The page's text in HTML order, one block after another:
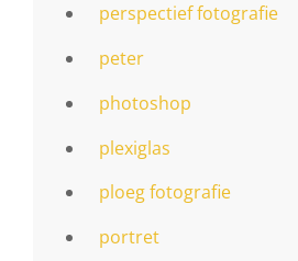
perspectief fotografie
peter
photoshop
plexiglas
ploeg fotografie
portret